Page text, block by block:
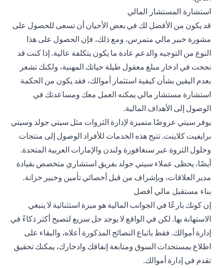
استشارة المستشار المالي
قد يكون من الأفضل لك في بعض الأحيان أن تسعى للحصول على
مشورة خبير مالي متمرس، ومع ذلك، فإن الحصول على هذا
النوع من التوجيه والدعم عادة ما يكون بتكلفة عالية. إذا كنت قد
نجحت في ادخار مبلغ معقول طيلة حياتك المهنية، ولكنك تشعر
بعدم اليقين بشأن كيفية استثمار أموالك، فقد يكون من الحكمة
استشارة مستشار مالي يمكنه العمل معك ومساعدتك في
الوصول إلى الأهداف المالية.
يوفر سيتي عروضًا متميزة لإدارة الثروات مثل سيتي جولد وسيتي
برايفيت كلاينت. تتيح هذه الخدمات للأفراد الوصول إلى منتجات
وحلول الثروة عبر سنغافورة ولندن والإمارات العربية المتحدة.
أيضًا، يحظى عملاء سيتي جولد بفريق استشاري متخصص بقيادة
مدير العلاقات، وبإشراف من قبل أخصائي تأمين وخبير خزانة.
بناء مستقبل مالي أفضل
إن كونك بارعًا في الجوانب المالية هو ميزة استثنائية لا ينبغي
الاستهانة بها. لكن في الواقع لا يوجد حل سريع لتصبح أكثر ذكاءً في
إدارة أموالك. فقط باتباع النصائح المذكورة أعلاه، والبقاء على
اطلاع بمستجدات السوق ومتابعة إنفاقك وادخارك، يمكنك تحقيق
تقدم في إدارة أموالك.